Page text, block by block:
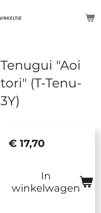
Tenugui "Aoi
tori" (T-Tenu-
3Y)
€ 17,70
In
winkelwagen